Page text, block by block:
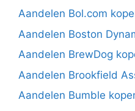
Aandelen Bol.com
Aandelen Boston
Aandelen BrewDog
Aandelen Brookfield
Aandelen Bumble